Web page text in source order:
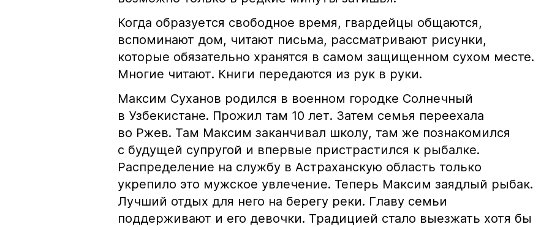
Когда образуется свободное время, гвардейцы общаются,
вспоминают дом, читают письма, рассматривают рисунки,
которые обязательно хранятся в самом защищенном сухом месте.
Многие читают. Книги передаются из рук в руки.
Максим Суханов родился в военном городке Солнечный
в Узбекистане. Прожил там 10 лет. Затем семья переехала
во Ржев. Там Максим заканчивал школу, там же познакомился
с будущей супругой и впервые пристрастился к рыбалке.
Распределение на службу в Астраханскую область только
укрепило это мужское увлечение. Теперь Максим заядлый рыбак.
Лучший отдых для него на берегу реки. Главу семьи
поддерживают и его девочки. Традицией стало выезжать хотя бы